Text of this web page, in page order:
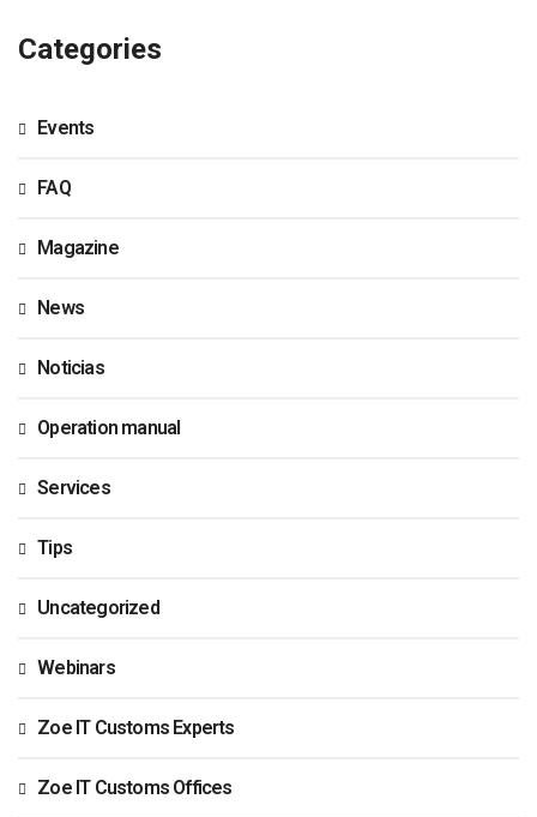
Categories
Events
FAQ
Magazine
News
Noticias
Operation manual
Services
Tips
Uncategorized
Webinars
Zoe IT Customs Experts
Zoe IT Customs Offices